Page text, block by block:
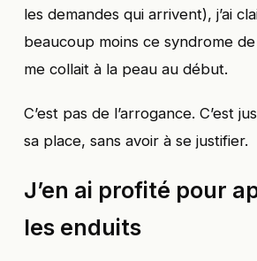
les demandes qui arrivent), j’ai
beaucoup moins ce syndrome
me collait à la peau au début.
C’est pas de l’arrogance. C’est
sa place, sans avoir à se justifier.
J’en ai profité pour
les enduits